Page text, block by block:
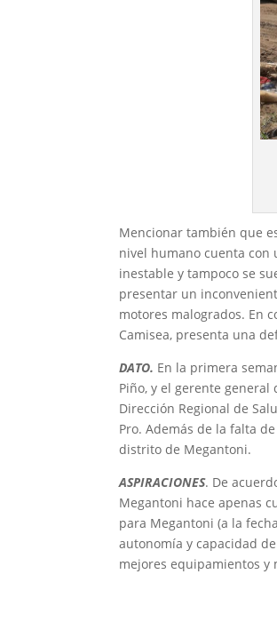
Mencionar también que
nivel humano cuenta con
inestable y tampoco se
presentar un
motores malogrados. En
Camisea, presenta una
DATO. En la primera
Piño, y el gerente
Dirección Regional de
Pro. Además de la falta
distrito de Megantoni.
ASPIRACIONES. De
Megantoni hace apenas
para Megantoni (a la
autonomía y capacidad
mejores equipamientos y